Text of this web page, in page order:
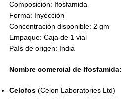
Composición: Ifosfamida
Forma: Inyección
Concentración disponible: 2 gm
Empaque: Caja de 1 vial
País de origen: India
Nombre comercial de Ifosfamida:
Celofos(Celon Laboratories Ltd)